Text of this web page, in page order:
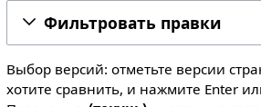
Фильтровать правки
Выбор версий: отметьте версии
хотите сравнить, и нажмите Enter